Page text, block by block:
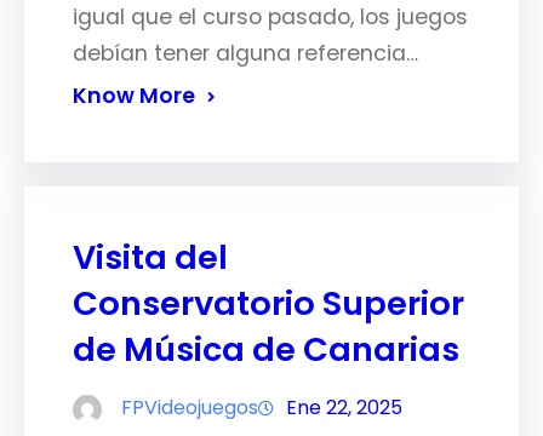
igual que el curso pasado, los juegos
debían tener alguna referencia…
Know More
Visita del
Conservatorio Superior
de Música de Canarias
FPVideojuegos Ene 22, 2025